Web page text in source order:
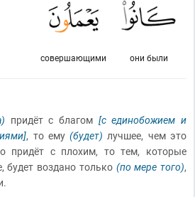
они были
совершающими
придёт с благом [с единобожием и
, то ему(будет) лучшее, чем это
придёт с плохим, то тем, которые
будет воздано только (по мере того),